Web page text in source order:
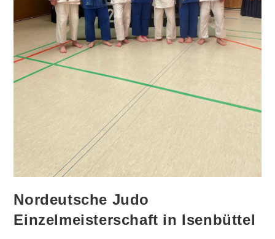
Nordeutsche Judo
Einzelmeisterschaft in Isenbüttel